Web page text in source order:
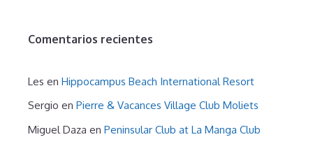
Comentarios recientes
Les en Hippocampus Beach International Resort
Sergio en Pierre & Vacances Village Club Moliets
Miguel Daza en Peninsular Club at La Manga Club